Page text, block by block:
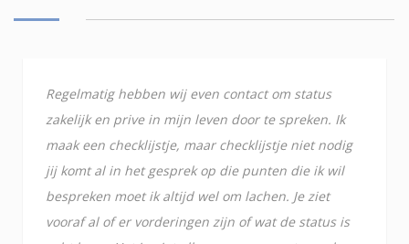
Regelmatig hebben wij even contact om status
zakelijk en prive in mijn leven door te spreken. Ik
maak een checklijstje, maar checklijstje niet nodig
jij komt al in het gesprek op die punten die ik wil
bespreken moet ik altijd wel om lachen. Je ziet
vooraf al of er vorderingen zijn of wat de status is